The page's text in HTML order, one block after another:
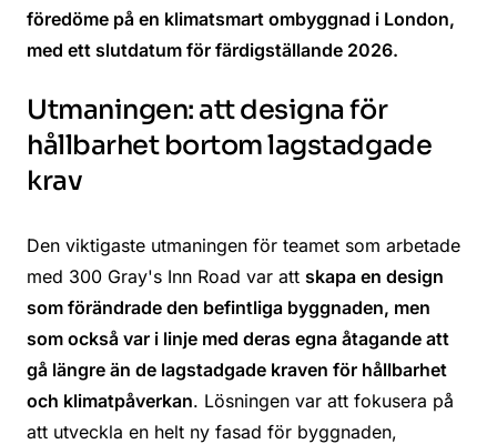
föredöme på en klimatsmart ombyggnad i London,
med ett slutdatum för färdigställande 2026.
Utmaningen: att designa för
hållbarhet bortom lagstadgade
krav
Den viktigaste utmaningen för teamet som arbetade
med 300 Gray's Inn Road var att skapa en design
som förändrade den befintliga byggnaden, men
som också var i linje med deras egna åtagande att
gå längre än de lagstadgade kraven för hållbarhet
och klimatpåverkan. Lösningen var att fokusera på
att utveckla en helt ny fasad för byggnaden,